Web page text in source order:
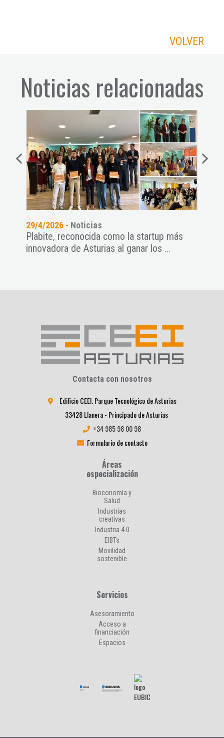
VOLVER
Noticias relacionadas
29/4/2026 - Noticias
Plabite, reconocida como la startup más
innovadora de Asturias al ganar los ...
Contacta con nosotros
Edificio CEEI. Parque Tecnológico de Asturias
33428 Llanera - Principado de Asturias
+34 985 98 00 98
Formulario de contacto
Áreas
especialización
Bioconomía y
Salud
Industrias
creativas
Industria 4.0
EIBTs
Movilidad
sostenible
Servicios
Asesoramiento
Acceso a
financiación
Espacios